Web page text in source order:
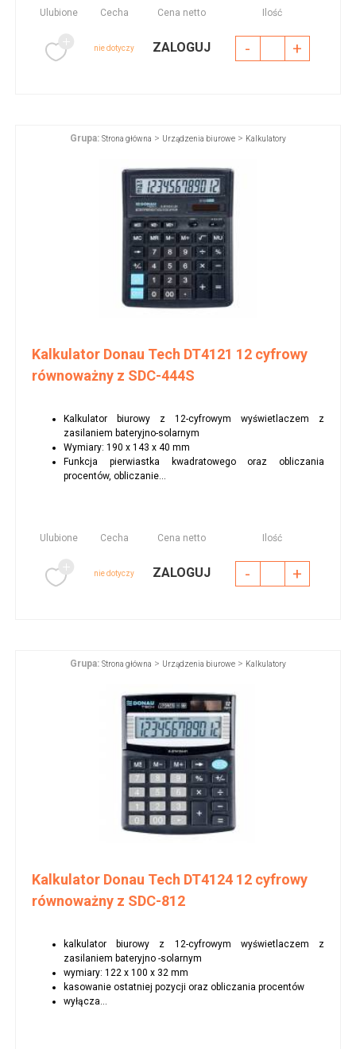
Ulubione Cecha Cena netto Ilość
nie dotyczy ZALOGUJ - +
Grupa: Strona główna > Urządzenia biurowe > Kalkulatory
Kalkulator Donau Tech DT4121 12 cyfrowy
równoważny z SDC-444S
Kalkulator biurowy z 12-cyfrowym wyświetlaczem z
zasilaniem bateryjno-solarnym
Wymiary: 190 x 143 x 40 mm
Funkcja pierwiastka kwadratowego oraz obliczania
procentów, obliczanie...
Ulubione Cecha Cena netto Ilość
nie dotyczy ZALOGUJ - +
Grupa: Strona główna > Urządzenia biurowe > Kalkulatory
Kalkulator Donau Tech DT4124 12 cyfrowy
równoważny z SDC-812
kalkulator biurowy z 12-cyfrowym wyświetlaczem z
zasilaniem bateryjno -solarnym
wymiary: 122 x 100 x 32 mm
kasowanie ostatniej pozycji oraz obliczania procentów
wyłącza...